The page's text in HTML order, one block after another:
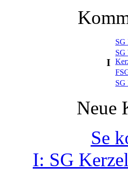
I
SG
SG
SG
Neue
Se
I: SG